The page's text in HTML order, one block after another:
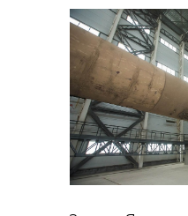
реализация